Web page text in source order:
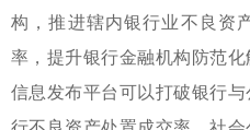
构，推进辖内银行业不良资
率，提升银行金融机构防范
信息发布平台可以打破银行